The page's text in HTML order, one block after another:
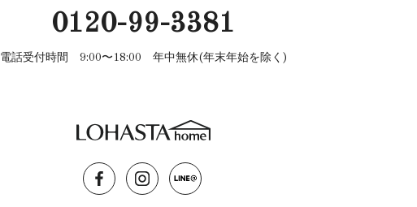
0120-99-3381
電話受付時間 9:00〜18:00 年中無休(年末年始を除く)